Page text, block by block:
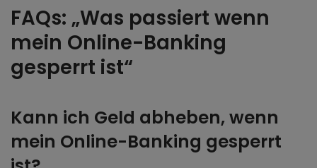
FAQs: „Was passiert wenn
mein Online-Banking
gesperrt ist“
Kann ich Geld abheben, wenn
mein Online-Banking gesperrt